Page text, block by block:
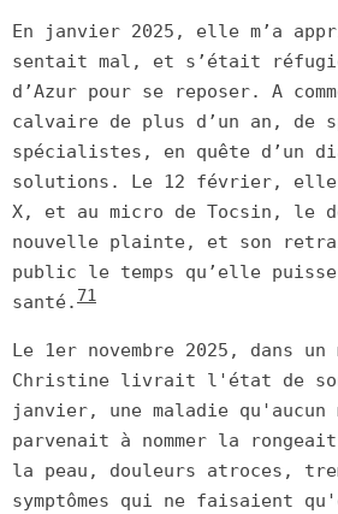
En janvier 2025, elle m’a
sentait mal, et s’était
d’Azur pour se reposer. A
calvaire de plus d’un an, de
spécialistes, en quête d’un
solutions. Le 12 février, elle
X, et au micro de Tocsin, le
nouvelle plainte, et son
public le temps qu’elle puisse
santé. 71
Le 1er novembre 2025, dans un
Christine livrait l'état de son
janvier, une maladie qu'aucun
parvenait à nommer la
la peau, douleurs atroces,
symptômes qui ne faisaient